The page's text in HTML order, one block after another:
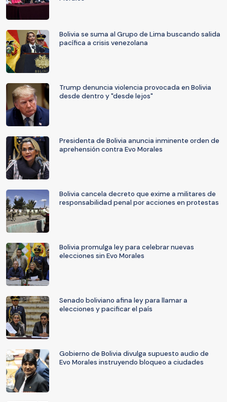
Bolivia se suma al Grupo de Lima buscando salida
pacífica a crisis venezolana
Trump denuncia violencia provocada en Bolivia
desde dentro y "desde lejos"
Presidenta de Bolivia anuncia inminente orden de
aprehensión contra Evo Morales
Bolivia cancela decreto que exime a militares de
responsabilidad penal por acciones en protestas
Bolivia promulga ley para celebrar nuevas
elecciones sin Evo Morales
Senado boliviano afina ley para llamar a
elecciones y pacificar el país
Gobierno de Bolivia divulga supuesto audio de
Evo Morales instruyendo bloqueo a ciudades